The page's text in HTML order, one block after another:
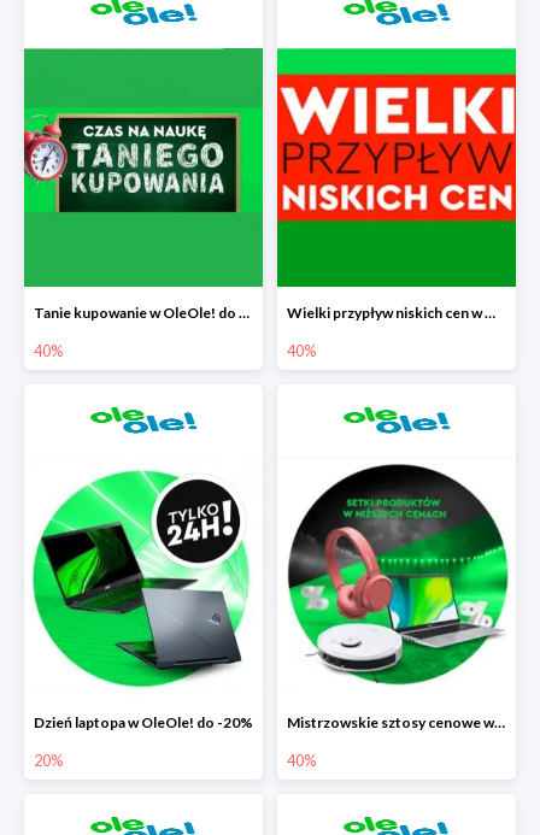
Tanie kupowanie w OleOle! do -40%
40%
Wielki przypływ niskich cen w OleOle! do -40%
40%
Dzień laptopa w OleOle! do -20%
20%
Mistrzowskie sztosy cenowe w OleOle! do -40%
40%